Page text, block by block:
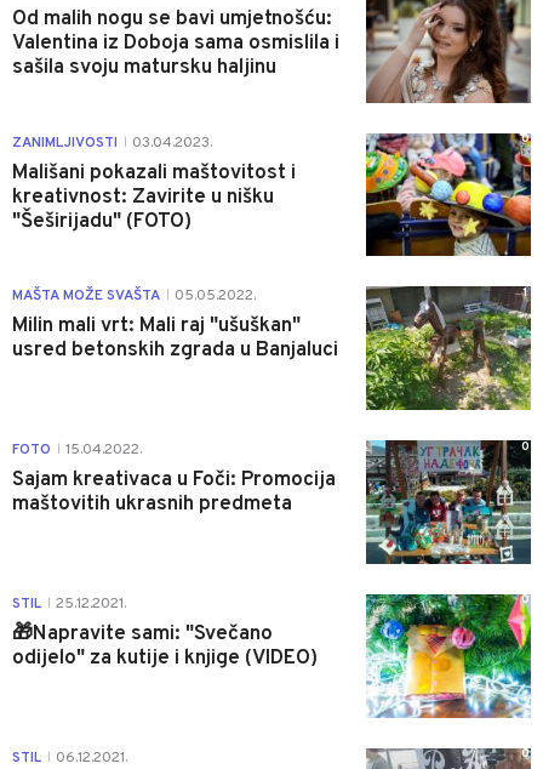
Od malih nogu se bavi umjetnošću:
Valentina iz Doboja sama osmislila i
sašila svoju matursku haljinu
ZANIMLJIVOSTI 03.04.2023.
Mališani pokazali maštovitost i
kreativnost: Zavirite u nišku
"Šeširijadu" (FOTO)
0
MAŠTA MOŽE SVAŠTA 05.05.2022.
Milin mali vrt: Mali raj "ušuškan"
usred betonskih zgrada u Banjaluci
1
FOTO 15.04.2022.
Sajam kreativaca u Foči: Promocija
maštovitih ukrasnih predmeta
0
STIL 25.12.2021.
🎁Napravite sami: "Svečano
odijelo" za kutije i knjige (VIDEO)
0
STIL 06.12.2021. 0